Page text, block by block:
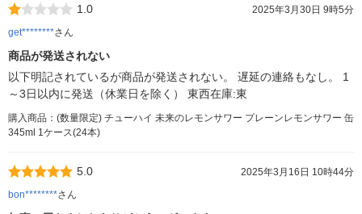
1.0
2025年3月30日 9時5分
get********さん
商品が発送されない
以下明記されているが商品が発送されない。 遅延の連絡もなし。 1
～3日以内に発送（休業日を除く） 東西在庫:東
購入商品：(数量限定) チューハイ 未来のレモンサワー プレーンレモンサワー 缶
345ml 1ケース(24本)
5.0
2025年3月16日 10時44分
bon********さん